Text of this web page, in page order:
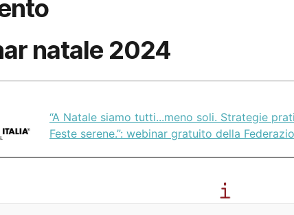
natale 2024
“A Natale siamo tutti...meno soli. Strategie
Feste serene.”: webinar gratuito della